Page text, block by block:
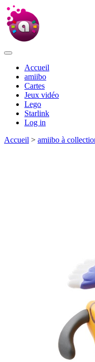
Accueil
amiibo
Cartes
Jeux vidéo
Lego
Starlink
Log in
Accueil > amiibo à